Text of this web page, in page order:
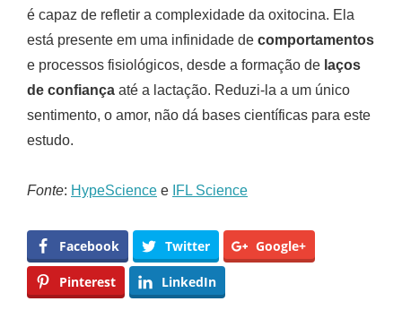
é capaz de refletir a complexidade da oxitocina. Ela
está presente em uma infinidade de comportamentos
e processos fisiológicos, desde a formação de laços
de confiança até a lactação. Reduzi-la a um único
sentimento, o amor, não dá bases científicas para este
estudo.
Fonte: HypeScience e IFL Science
Facebook Twitter Google+
Pinterest LinkedIn